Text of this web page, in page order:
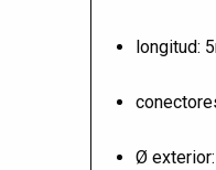
longitud:
Ø